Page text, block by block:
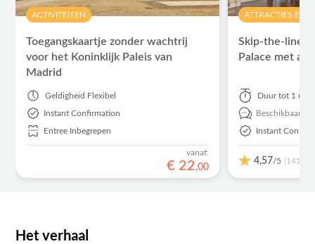
ACTIVITEITEN
Toegangskaartje zonder wachtrij
voor het Koninklijk Paleis van
Madrid
Geldigheid Flexibel
Instant Confirmation
Entree Inbegrepen
vanaf:
€ 22,00
ATTRACTIES EN
Skip-the-line
Palace met
Duur tot 1 uur
Beschikbaar in:
Instant
4,57/5 (141)
Het verhaal